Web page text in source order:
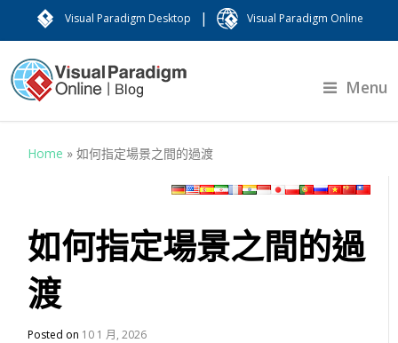
Visual Paradigm Desktop | Visual Paradigm Online
Menu
Home »如何指定場景之間的過渡
如何指定場景之間的過
渡
Posted on 10 1 月, 2026